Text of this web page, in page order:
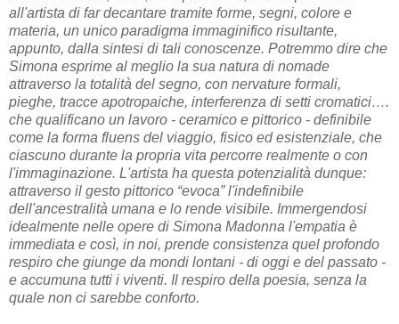
all'artista di far decantare tramite forme, segni, colore e
materia, un unico paradigma immaginifico risultante,
appunto, dalla sintesi di tali conoscenze. Potremmo dire che
Simona esprime al meglio la sua natura di nomade
attraverso la totalità del segno, con nervature formali,
pieghe, tracce apotropaiche, interferenza di setti cromatici….
che qualificano un lavoro - ceramico e pittorico - definibile
come la forma fluens del viaggio, fisico ed esistenziale, che
ciascuno durante la propria vita percorre realmente o con
l'immaginazione. L'artista ha questa potenzialità dunque:
attraverso il gesto pittorico “evoca” l'indefinibile
dell'ancestralità umana e lo rende visibile. Immergendosi
idealmente nelle opere di Simona Madonna l'empatia è
immediata e così, in noi, prende consistenza quel profondo
respiro che giunge da mondi lontani - di oggi e del passato -
e accumuna tutti i viventi. Il respiro della poesia, senza la
quale non ci sarebbe conforto.